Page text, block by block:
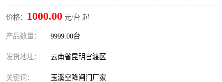
价格： 1000.00 元/台 起
产品数量： 9999.00台
发货地址： 云南省昆明官渡区
关键词： 玉溪空降闸门厂家